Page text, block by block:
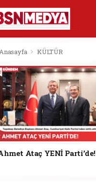
KÜLTÜR
Ataç YENİ Parti’de!